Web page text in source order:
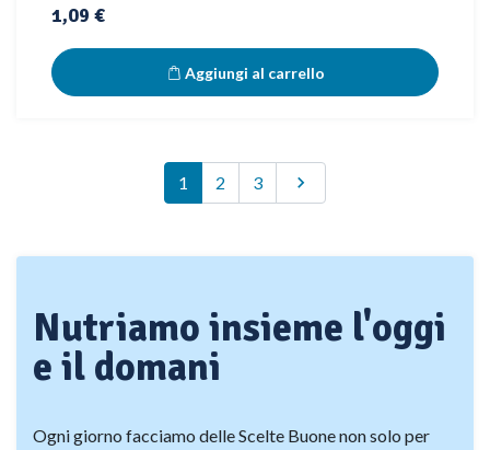
Prezzo
1,09 €
Aggiungi al carrello
1 2 3 Successivo

Nutriamo insieme l'oggi
e il domani
Ogni giorno facciamo delle Scelte Buone non solo per